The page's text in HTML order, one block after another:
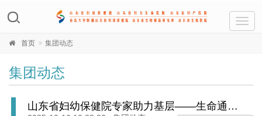
首页 集团动态
集团动态
山东省妇幼保健院专家助力基层——生命通道